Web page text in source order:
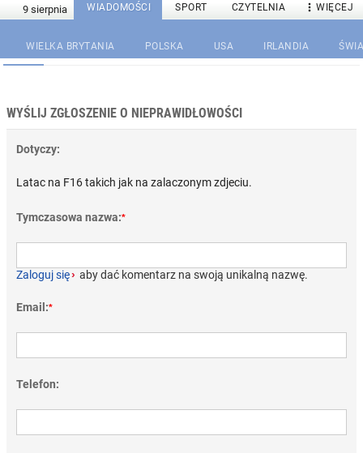
WIADOMOŚCI SPORT CZYTELNIA  WIĘCEJ
WIELKA BRYTANIA POLSKA USA IRLANDIA
WYŚLIJ ZGŁOSZENIE O NIEPRAWIDŁOWOŚCI
Dotyczy:
Latac na F16 takich jak na zalaczonym zdjeciu.
Tymczasowa nazwa:*
Zaloguj się› aby dać komentarz na swoją unikalną nazwę.
Email:*
Telefon: